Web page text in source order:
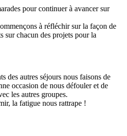
pour continuer à avancer sur
à réfléchir sur la façon de
sur chacun des projets pour la
des autres séjours nous faisons de
occasion de nous défouler et de
les autres groupes.
la fatigue nous rattrape !